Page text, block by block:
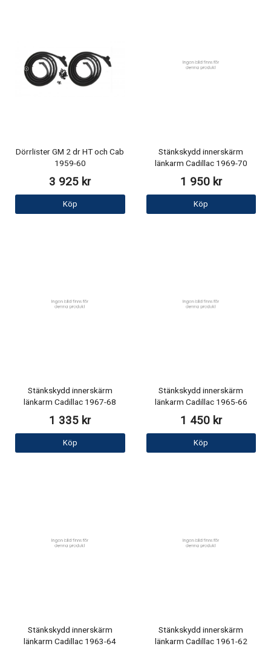
Dörrlister GM 2 dr HT och Cab
1959-60
3 925 kr
Köp
Stänkskydd innerskärm
länkarm Cadillac 1969-70
1 950 kr
Köp
Stänkskydd innerskärm
länkarm Cadillac 1967-68
1 335 kr
Köp
Stänkskydd innerskärm
länkarm Cadillac 1965-66
1 450 kr
Köp
Stänkskydd innerskärm
länkarm Cadillac 1963-64
Stänkskydd innerskärm
länkarm Cadillac 1961-62